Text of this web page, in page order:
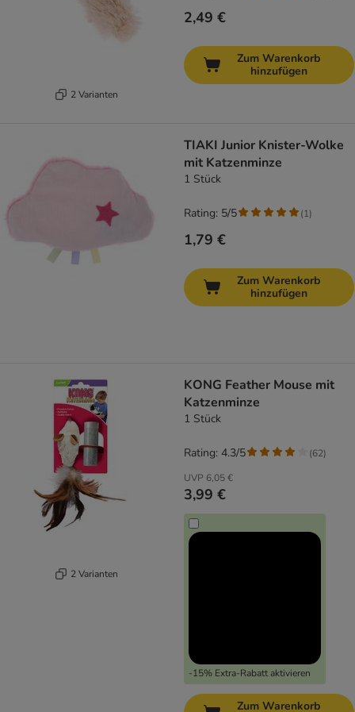
2 Varianten
2,49 €
Zum Warenkorb
hinzufügen
TIAKI Junior Knister-Wolke
mit Katzenminze
1 Stück
1,79 €
Rating: 5/5 (1)
Zum Warenkorb
hinzufügen
2 Varianten
KONG Feather Mouse mit
Katzenminze
1 Stück
UVP 6,05 €
3,99 €
-15% Extra-Rabatt aktivieren
Rating: 4.3/5 (62)
Zum Warenkorb